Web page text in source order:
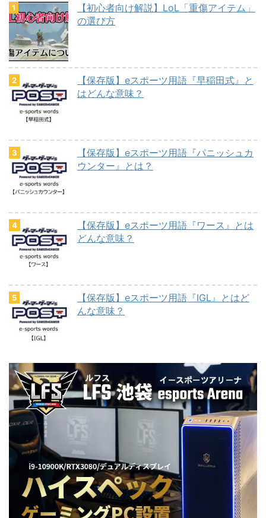
【初心者向け解説】LoL「重傷アイテム」
の選び方
【保存版】eスポーツ用語『早稲田式』と
はどんな意味？
【保存版】eスポーツ用語『パニッシュカ
ウンター』とは？
【保存版】eスポーツ用語『ワース』とは
どんな意味？
【保存版】eスポーツ用語『IGL』とはど
んな意味？